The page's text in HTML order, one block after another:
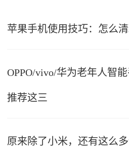
苹果手机使用技巧：怎么清
OPPO/vivo/华为老年人智
推荐这三
原来除了小米，还有这么